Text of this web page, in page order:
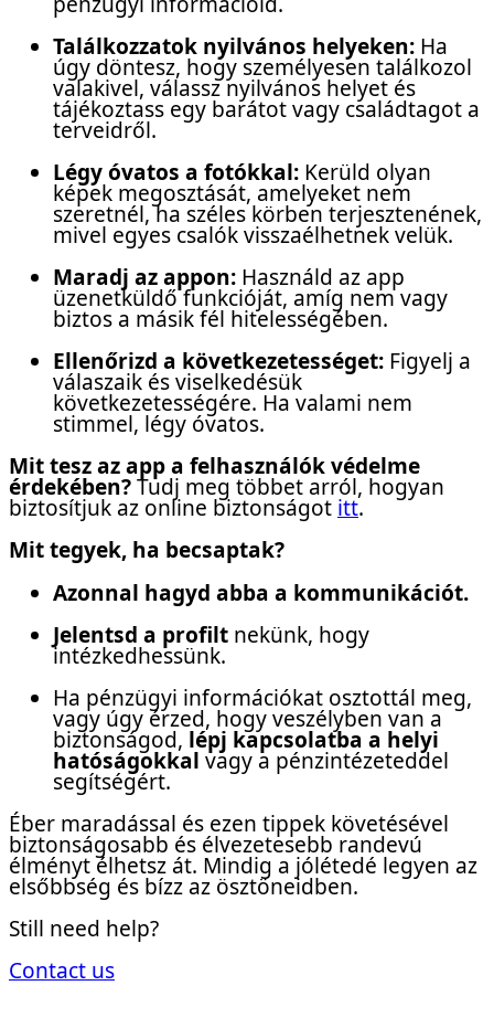
Találkozzatok nyilvános helyeken: Ha
úgy döntesz, hogy személyesen találkozol
valakivel, válassz nyilvános helyet és
tájékoztass egy barátot vagy családtagot a
terveidről.
Légy óvatos a fotókkal: Kerüld olyan
képek megosztását, amelyeket nem
szeretnél, ha széles körben terjesztenének,
mivel egyes csalók visszaélhetnek velük.
Maradj az appon: Használd az app
üzenetküldő funkcióját, amíg nem vagy
biztos a másik fél hitelességében.
Ellenőrizd a következetességet: Figyelj a
válaszaik és viselkedésük
következetességére. Ha valami nem
stimmel, légy óvatos.
Mit tesz az app a felhasználók védelme
érdekében?Tudj meg többet arról, hogyan
biztosítjuk az online biztonságot itt.
Mit tegyek, ha becsaptak?
Azonnal hagyd abba a kommunikációt.
Jelentsd a profilt nekünk, hogy
intézkedhessünk.
Ha pénzügyi információkat osztottál meg,
vagy úgy érzed, hogy veszélyben van a
biztonságod, lépj kapcsolatba a helyi
hatóságokkal vagy a pénzintézeteddel
segítségért.
Éber maradással és ezen tippek követésével
biztonságosabb és élvezetesebb randevú
élményt élhetsz át. Mindig a jólétedé legyen az
elsőbbség és bízz az ösztöneidben.
Still need help?
Contact us